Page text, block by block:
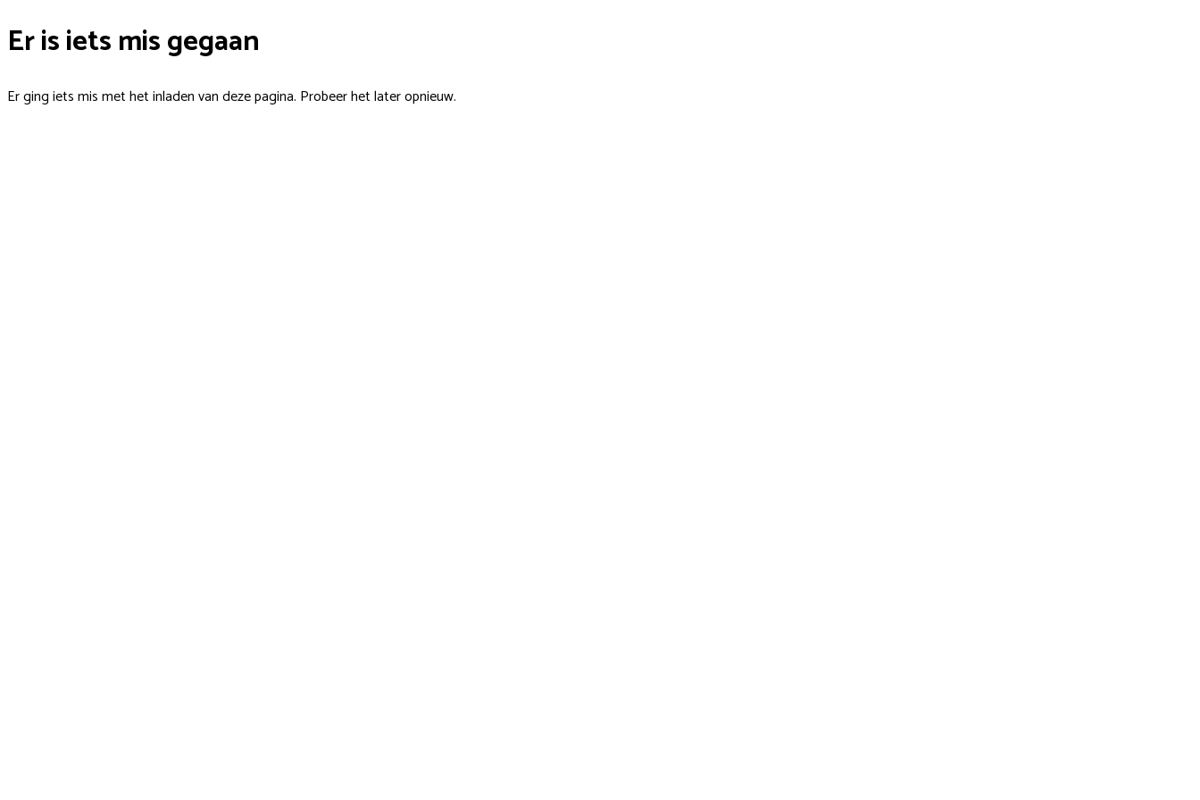
Er is iets mis gegaan
Er ging iets mis met het inladen van deze pagina. Probeer het later opnieuw.